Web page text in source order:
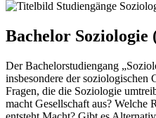
Bachelor Soziologie
Der Bachelorstudiengang
insbesondere der soziologischen
Fragen, die die Soziologie
macht Gesellschaft aus? Welche